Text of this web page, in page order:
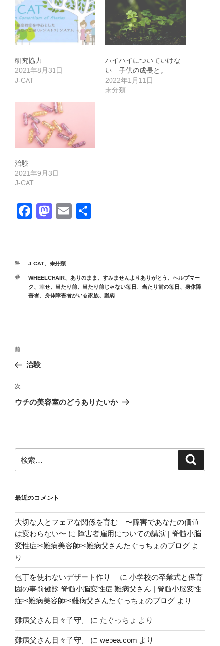
研究協力
2021年8月31日
J-CAT
ハイハイについていけな
い 子供の成長と。
2022年1月11日
未分類
治験
2021年9月3日
J-CAT
F
e
b
o
M
o
d
o
E
カ
ゴ
リ
ー
J-CAT、 未分類
タ
グ
WHEELCHAIR、 ありのまま 、 すみませんよりありがとう 、 ヘルプマー
ク、 幸せ、 当たり前、 当たり前じゃない毎日 、 当たり前の毎日 、 身体障
害者、 身体障害者がいる家族、 難病
投
ナ
ビ
ゲ
ン
前
の
稿
前
治験
次
の
次
ウチの美容室のどうありたいか
索:
最近のコメント
大切な人とフェアな関係を育む 〜障害であなたの価値
は変わらない〜 に 障害者雇用についての講演 | 脊髄小脳
変性症✂︎難病美容師✂︎難病父さんたぐっちょのブログ よ
り
包丁を使わないデザート作り に 小学校の卒業式と保育
園の事前健診 脊髄小脳変性症 難病父さん | 脊髄小脳変性
症✂︎難病美容師✂︎難病父さんたぐっちょのブログ より
難病父さん日々子守。 に たぐっちょ より
難病父さん日々子守。 に wepea.com より